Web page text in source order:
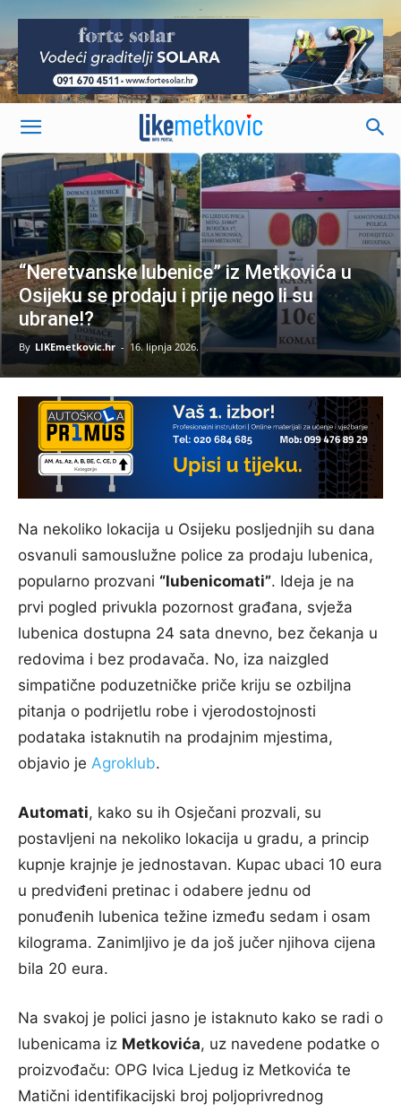
-
“Neretvanske lubenice” iz Metkovića u
Osijeku se prodaju i prije nego li su
ubrane!?
By LIKEmetkovic.hr - 16. lipnja 2026.
Na nekoliko lokacija u Osijeku posljednjih su dana
osvanuli samouslužne police za prodaju lubenica,
popularno prozvani “lubenicomati”. Ideja je na
prvi pogled privukla pozornost građana, svježa
lubenica dostupna 24 sata dnevno, bez čekanja u
redovima i bez prodavača. No, iza naizgled
simpatične poduzetničke priče kriju se ozbiljna
pitanja o podrijetlu robe i vjerodostojnosti
podataka istaknutih na prodajnim mjestima,
objavio je Agroklub.
Automati, kako su ih Osječani prozvali, su
postavljeni na nekoliko lokacija u gradu, a princip
kupnje krajnje je jednostavan. Kupac ubaci 10 eura
u predviđeni pretinac i odabere jednu od
ponuđenih lubenica težine između sedam i osam
kilograma. Zanimljivo je da još jučer njihova cijena
bila 20 eura.
Na svakoj je polici jasno je istaknuto kako se radi o
lubenicama iz Metkovića, uz navedene podatke o
proizvođaču: OPG Ivica Ljedug iz Metkovića te
Matični identifikacijski broj poljoprivrednog